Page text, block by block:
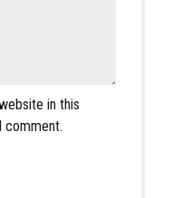
in this
comment.